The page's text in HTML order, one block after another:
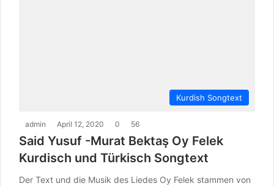
Kurdish Songtext
admin April 12, 2020 0 56
Said Yusuf -Murat Bektaş Oy Felek
Kurdisch und Türkisch Songtext
Der Text und die Musik des Liedes Oy Felek stammen von